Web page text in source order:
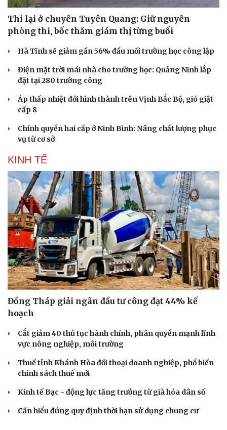
Cải chính
Thi lại ở chuyên Tuyên Quang: Giữ nguyên
phòng thi, bốc thăm giám thị từng buổi
Hà Tĩnh sẽ giảm gần 56% đầu mối trường học công lập
Điện mặt trời mái nhà cho trường học: Quảng Ninh lắp
đặt tại 280 trường công
Áp thấp nhiệt đới hình thành trên Vịnh Bắc Bộ, gió giật
cấp 8
Chính quyền hai cấp ở Ninh Bình: Nâng chất lượng phục
vụ từ cơ sở
KINH TẾ
Đồng Tháp giải ngân đầu tư công đạt 44% kế
hoạch
Cắt giảm 40 thủ tục hành chính, phân quyền mạnh lĩnh
vực nông nghiệp, môi trường
Thuế tỉnh Khánh Hòa đối thoại doanh nghiệp, phổ biến
chính sách thuế mới
Kinh tế Bạc - động lực tăng trưởng từ già hóa dân số
Cần hiểu đúng quy định thời hạn sử dụng chung cư